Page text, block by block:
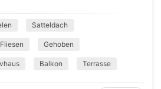
Satteldach
Fliesen Gehoben
Balkon Terrasse